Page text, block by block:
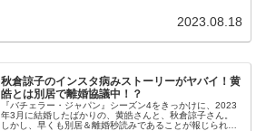
2023.08.18
秋倉諒子のインスタ病みストーリーがヤバイ！黄
皓とは別居で離婚協議中！？
『バチェラー・ジャパン』シーズン4をきっかけに、2023
年3月に結婚したばかりの、黄皓さんと、秋倉諒子さん。
しかし、早くも別居＆離婚秒読みであることが報じられ、